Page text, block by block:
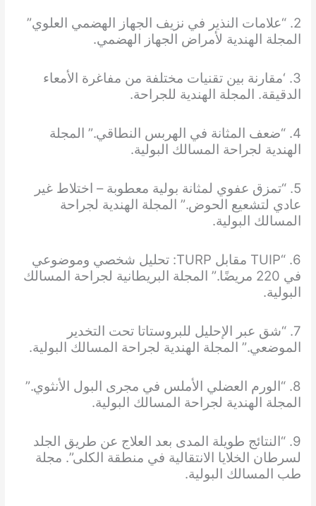
2. “علامات النذير في نزيف الجهاز الهضمي العلوي”
المجلة الهندية لأمراض الجهاز الهضمي.
3. ‘مقارنة بين تقنيات مختلفة من مفاغرة الأمعاء
الدقيقة. المجلة الهندية للجراحة.
4. “ضعف المثانة في الهربس النطاقي.” المجلة
الهندية لجراحة المسالك البولية.
5. “تمزق عفوي لمثانة بولية معطوبة – اختلاط غير
عادي لتشعيع الحوض.” المجلة الهندية لجراحة
المسالك البولية.
6. “TUIP مقابل TURP: تحليل شخصي وموضوعي
في 220 مريضًا.” المجلة البريطانية لجراحة المسالك
البولية.
7. “شق عبر الإحليل للبروستاتا تحت التخدير
الموضعي.” المجلة الهندية لجراحة المسالك البولية.
8. “الورم العضلي الأملس في مجرى البول الأنثوي.”
المجلة الهندية لجراحة المسالك البولية.
9. “النتائج طويلة المدى بعد العلاج عن طريق الجلد
لسرطان الخلايا الانتقالية في منطقة الكلى”. مجلة
طب المسالك البولية.